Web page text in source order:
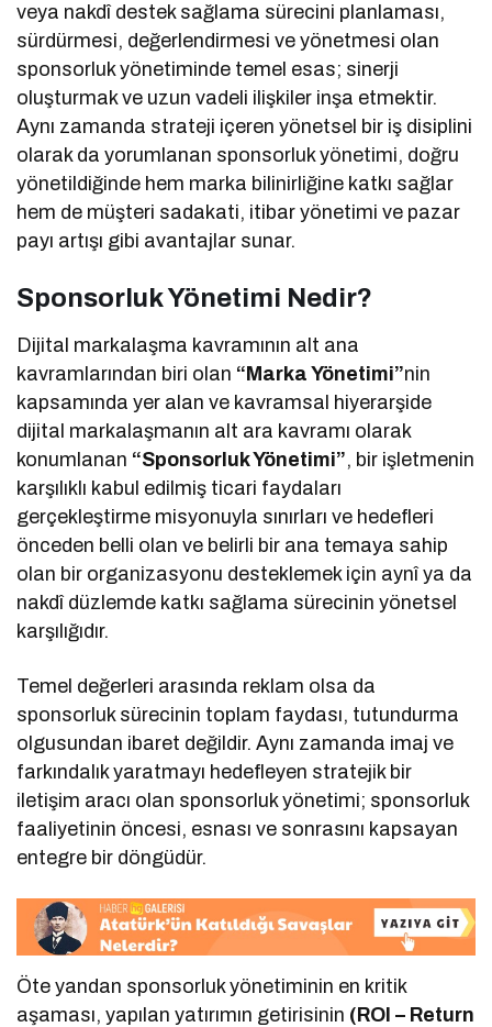
veya nakdî destek sağlama sürecini planlaması,
sürdürmesi, değerlendirmesi ve yönetmesi olan
sponsorluk yönetiminde temel esas; sinerji
oluşturmak ve uzun vadeli ilişkiler inşa etmektir.
Aynı zamanda strateji içeren yönetsel bir iş disiplini
olarak da yorumlanan sponsorluk yönetimi, doğru
yönetildiğinde hem marka bilinirliğine katkı sağlar
hem de müşteri sadakati, itibar yönetimi ve pazar
payı artışı gibi avantajlar sunar.
Sponsorluk Yönetimi Nedir?
Dijital markalaşma kavramının alt ana
kavramlarından biri olan “Marka Yönetimi”nin
kapsamında yer alan ve kavramsal hiyerarşide
dijital markalaşmanın alt ara kavramı olarak
konumlanan “Sponsorluk Yönetimi”, bir işletmenin
karşılıklı kabul edilmiş ticari faydaları
gerçekleştirme misyonuyla sınırları ve hedefleri
önceden belli olan ve belirli bir ana temaya sahip
olan bir organizasyonu desteklemek için aynî ya da
nakdî düzlemde katkı sağlama sürecinin yönetsel
karşılığıdır.
Temel değerleri arasında reklam olsa da
sponsorluk sürecinin toplam faydası, tutundurma
olgusundan ibaret değildir. Aynı zamanda imaj ve
farkındalık yaratmayı hedefleyen stratejik bir
iletişim aracı olan sponsorluk yönetimi; sponsorluk
faaliyetinin öncesi, esnası ve sonrasını kapsayan
entegre bir döngüdür.
Öte yandan sponsorluk yönetiminin en kritik
aşaması, yapılan yatırımın getirisinin (ROI – Return